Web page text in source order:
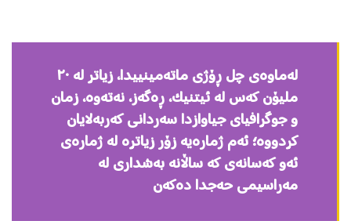
لەماوەی چل ڕۆژی ماتەمینییدا، زیاتر لە ٢٠
ملیۆن کەس لە ئیتنیک، ڕەگەز، نەتەوە، زمان
و جوگرافیای جیاوازدا سەردانی کەربەلایان
کردووە؛ ئەم ژمارەیە زۆر زیاترە لە ژمارەی
ئەو کەسانەی کە ساڵانە بەشداری لە
مەراسیمی حەجدا دەکەن